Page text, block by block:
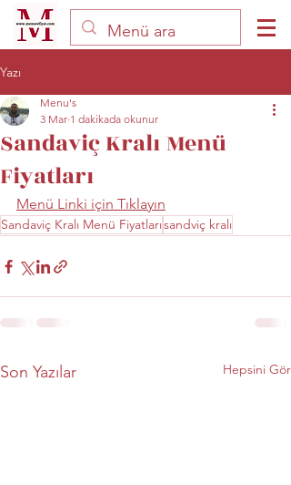
Yazı
Sandaviç Kralı Menü
Fiyatları
Menu's
3 Mar 1 dakikada okunur
Menü Linki için Tıklayın
Sandaviç Kralı Menü Fiyatlarısandviç kralı
Son Yazılar Hepsini Gör